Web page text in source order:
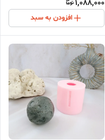
1,088,000
افزودن به سبد